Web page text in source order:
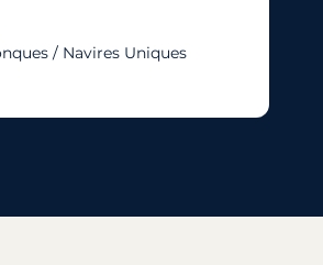
/ Navires Uniques